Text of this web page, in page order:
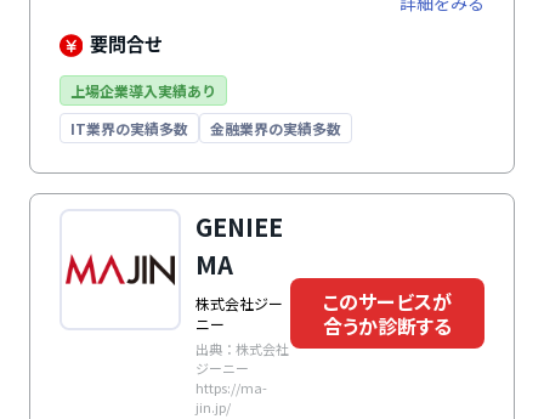
張性と柔軟なサービス連携も実施しています。
要問合せ
上場企業導入実績あり
IT業界の実績多数
金融業界の実績多数
GENIEE
MA
株式会社ジー
ニー
出典：株式会社
ジーニー
https://ma-
jin.jp/
このサービスが
合うか診断する